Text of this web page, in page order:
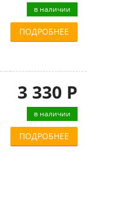
в наличии
ПОДРОБНЕЕ
3 330 Р
в наличии
ПОДРОБНЕЕ